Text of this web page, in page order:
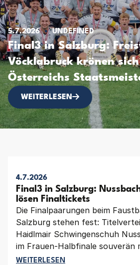
Final3 in Salzburg:
Vöcklabruck krönen
Österreichs
5.7.2026 UNDEFINED
WEITERLESENFINAL3 IN SALZBURG:
Final3 in Salzburg:
lösen Finaltickets
4.7.2026
Die Finalpaarungen beim
Salzburg stehen fest:
Haidlmair Schwingenschuh
im Frauen-Halbfinale souverän
11:9, 12:10) gegen den FBC
WEITERLESENFINAL3 IN SALZBURG: